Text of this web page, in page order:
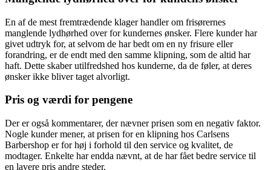
En af de mest fremtrædende klager handler om frisørernes
manglende lydhørhed over for kundernes ønsker. Flere kunder har
givet udtryk for, at selvom de har bedt om en ny frisure eller
forandring, er de endt med den samme klipning, som de altid har
haft. Dette skaber utilfredshed hos kunderne, da de føler, at deres
ønsker ikke bliver taget alvorligt.
Pris og værdi for pengene
Der er også kommentarer, der nævner prisen som en negativ faktor.
Nogle kunder mener, at prisen for en klipning hos Carlsens
Barbershop er for høj i forhold til den service og kvalitet, de
modtager. Enkelte har endda nævnt, at de har fået bedre service til
en lavere pris andre steder.